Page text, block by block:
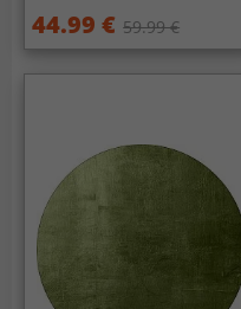
44.99 € 59.99 €